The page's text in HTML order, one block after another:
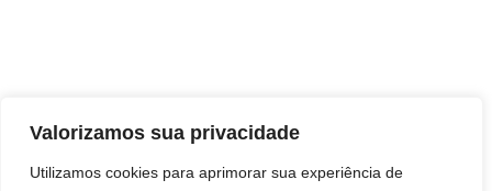
Valorizamos sua privacidade
Utilizamos cookies para aprimorar sua experiência de